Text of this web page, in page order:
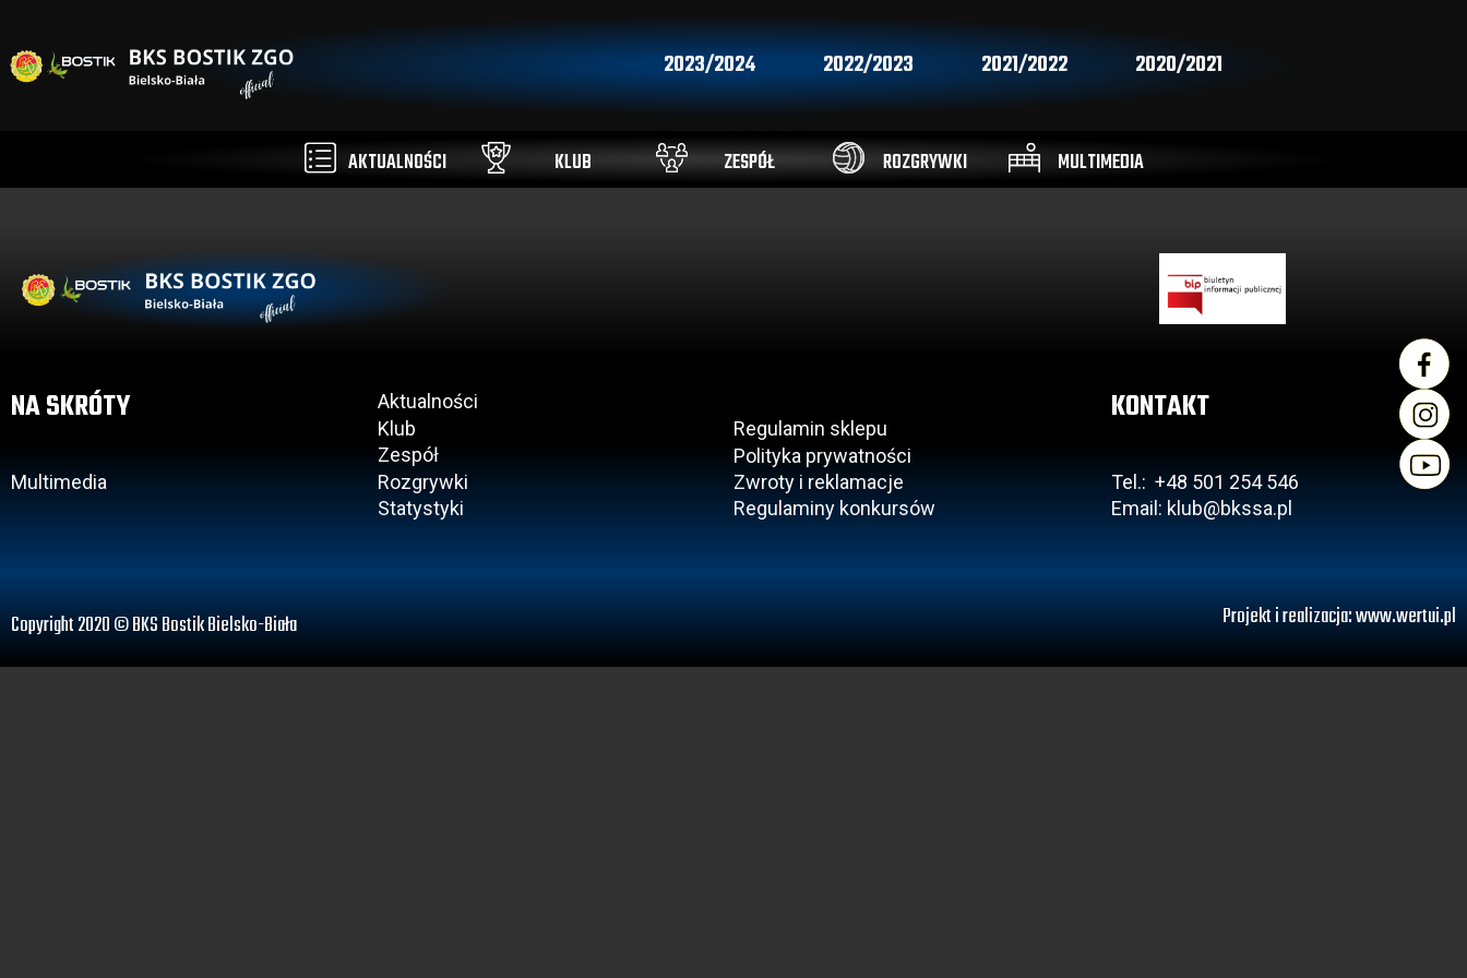
2023/2024 2022/2023 2021/2022 2020/2021
AKTUALNOŚCI KLUB ZESPÓŁ ROZGRYWKI MULTIMEDIA
NA SKRÓTY
Multimedia
Aktualności
Klub
Zespół
Rozgrywki
Statystyki
Regulamin sklepu
Polityka prywatności
Zwroty i reklamacje
Regulaminy konkursów
KONTAKT
Tel.: +48 501 254 546
Email: klub@bkssa.pl
Copyright 2020 © BKS Bostik Bielsko-Biała Projekt i realizacja:www.wertui.pl